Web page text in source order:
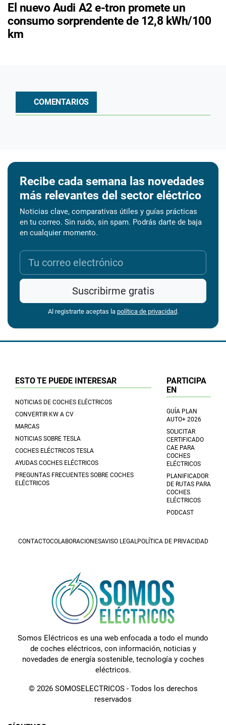
El nuevo Audi A2 e-tron promete un
consumo sorprendente de 12,8 kWh/100
km
COMENTARIOS
Recibe cada semana las novedades
más relevantes del sector eléctrico
Noticias clave, comparativas útiles y guías prácticas
en tu correo. Sin ruido, sin spam. Podrás darte de baja
en cualquier momento.
Suscribirme gratis
Al registrarte aceptas la política de privacidad.
ESTO TE PUEDE INTERESAR
NOTICIAS DE COCHES ELÉCTRICOS
CONVERTIR KW A CV
MARCAS
NOTICIAS SOBRE TESLA
COCHES ELÉCTRICOS TESLA
AYUDAS COCHES ELÉCTRICOS
PREGUNTAS FRECUENTES SOBRE COCHES
ELÉCTRICOS
PARTICIPA
EN
GUÍA PLAN
AUTO+ 2026
SOLICITAR
CERTIFICADO
CAE PARA
COCHES
ELÉCTRICOS
PLANIFICADOR
DE RUTAS PARA
COCHES
ELÉCTRICOS
PODCAST
CONTACTOCOLABORACIONESAVISO LEGAL POLÍTICA DE PRIVACIDAD
Somos Eléctricos es una web enfocada a todo el mundo
de coches eléctricos, con información, noticias y
novedades de energía sostenible, tecnología y coches
eléctricos.
© 2026 SOMOSELECTRICOS - Todos los derechos
reservados